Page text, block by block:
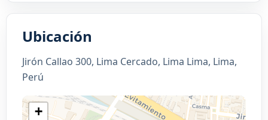
Ubicación
Jirón Callao 300, Lima Cercado, Lima Lima, Lima,
Perú
+